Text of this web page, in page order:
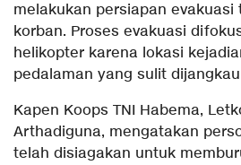
melakukan persiapan evakuasi
korban. Proses evakuasi
helikopter karena lokasi
pedalaman yang sulit
Kapen Koops TNI Habema,
Arthadiguna, mengatakan
telah disiagakan untuk